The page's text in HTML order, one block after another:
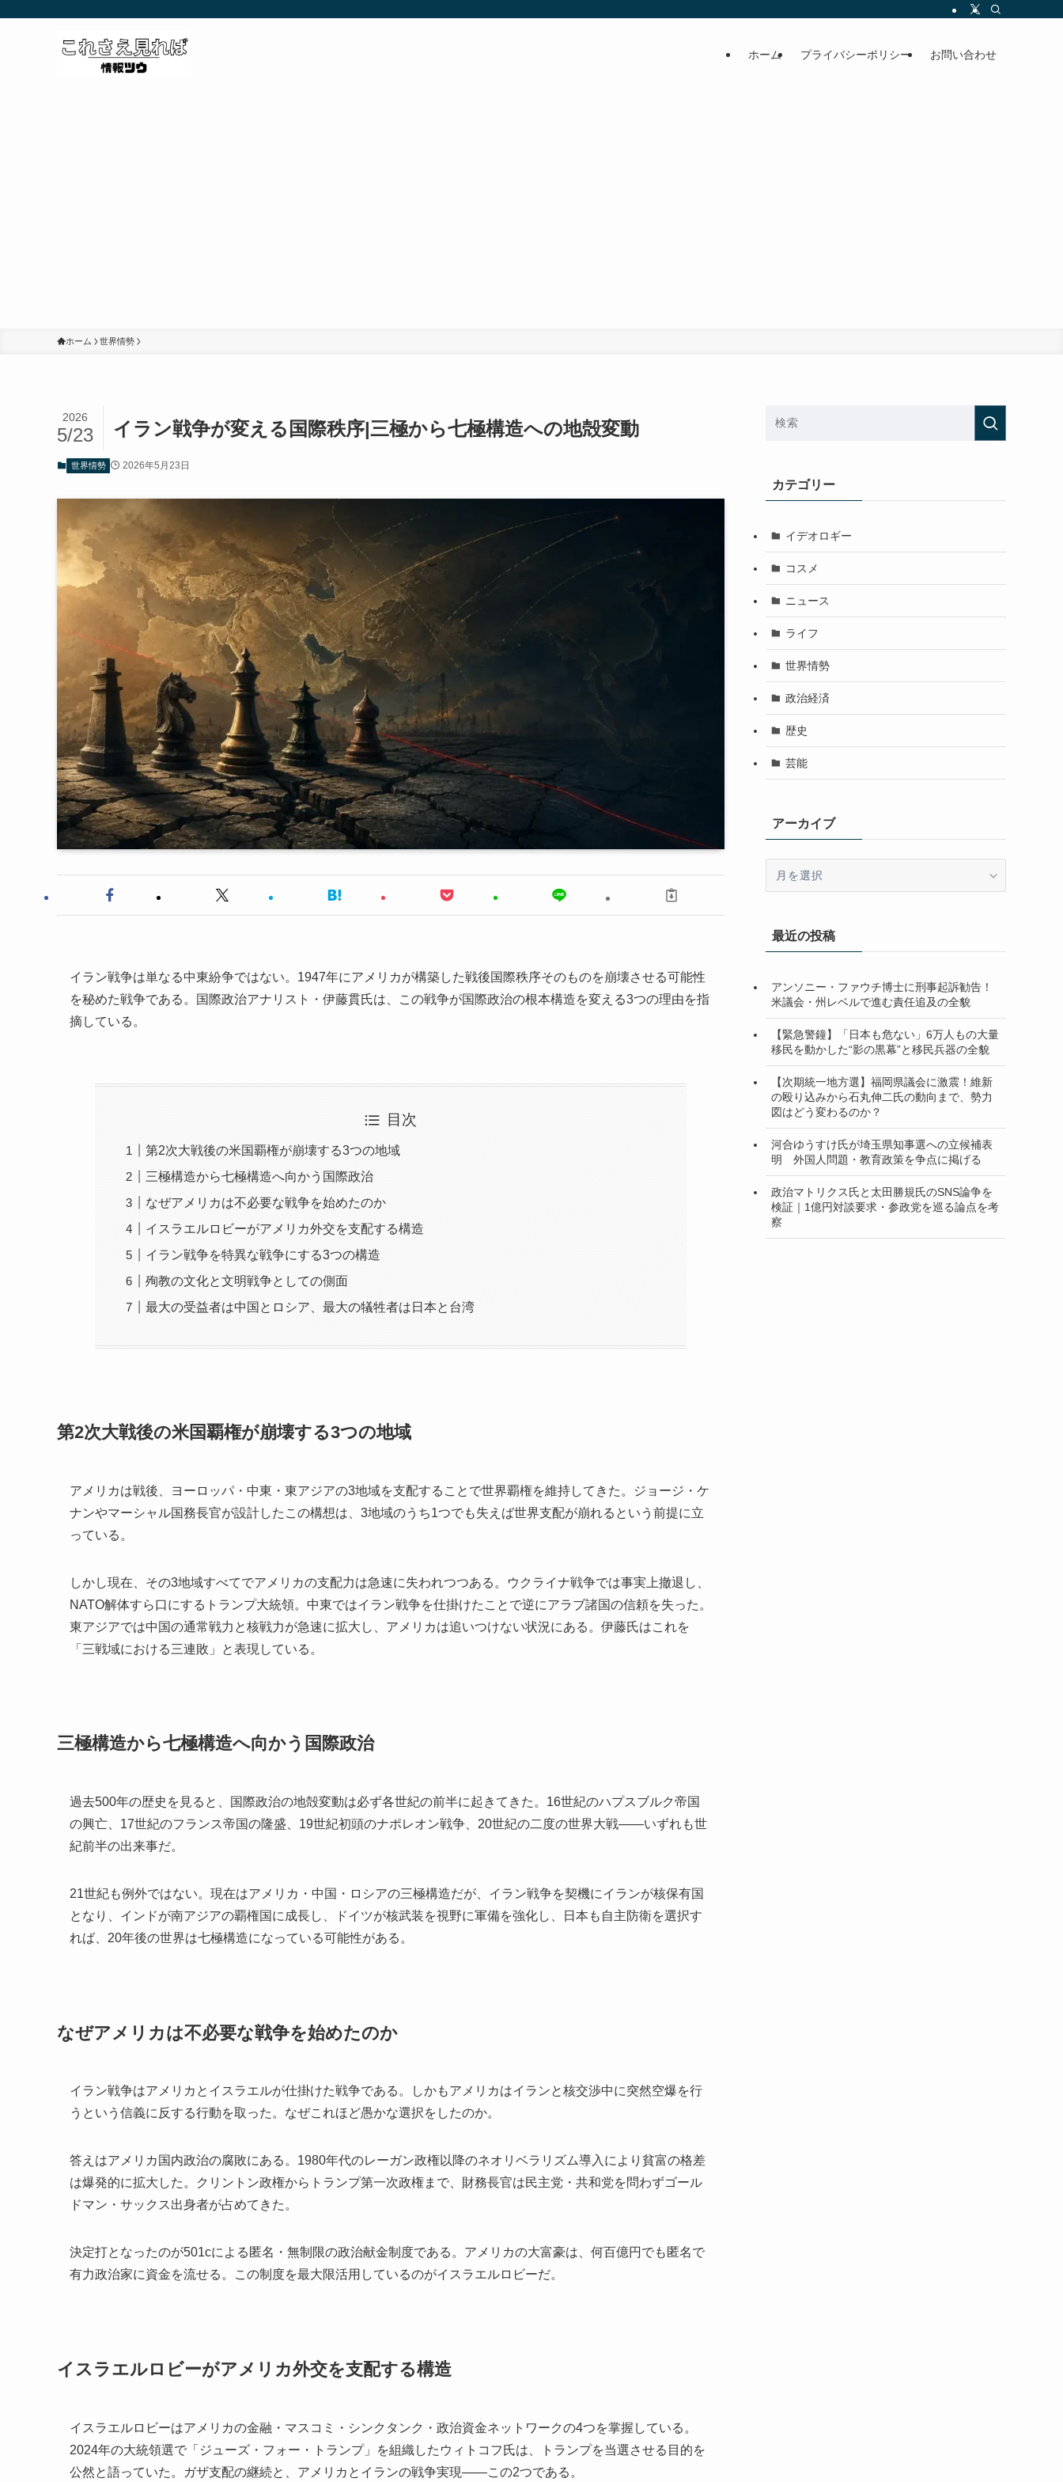
ホーム プライバシーポリシー お問い合わせ
ホーム 世界情勢
イラン戦争が変える国際秩序|三極から七極構造への地殻変動
2026
5/23
世界情勢 2026年5月23日
イラン戦争は単なる中東紛争ではない。1947年にアメリカが構築した戦後国際秩序そのものを崩壊させる可能性
を秘めた戦争である。国際政治アナリスト・伊藤貫氏は、この戦争が国際政治の根本構造を変える3つの理由を指
摘している。
目次
第2次大戦後の米国覇権が崩壊する3つの地域
三極構造から七極構造へ向かう国際政治
なぜアメリカは不必要な戦争を始めたのか
イスラエルロビーがアメリカ外交を支配する構造
イラン戦争を特異な戦争にする3つの構造
殉教の文化と文明戦争としての側面
最大の受益者は中国とロシア、最大の犠牲者は日本と台湾
第2次大戦後の米国覇権が崩壊する3つの地域
アメリカは戦後、ヨーロッパ・中東・東アジアの3地域を支配することで世界覇権を維持してきた。ジョージ・ケ
ナンやマーシャル国務長官が設計したこの構想は、3地域のうち1つでも失えば世界支配が崩れるという前提に立
っている。
しかし現在、その3地域すべてでアメリカの支配力は急速に失われつつある。ウクライナ戦争では事実上撤退し、
NATO解体すら口にするトランプ大統領。中東ではイラン戦争を仕掛けたことで逆にアラブ諸国の信頼を失った。
東アジアでは中国の通常戦力と核戦力が急速に拡大し、アメリカは追いつけない状況にある。伊藤氏はこれを
「三戦域における三連敗」と表現している。
三極構造から七極構造へ向かう国際政治
過去500年の歴史を見ると、国際政治の地殻変動は必ず各世紀の前半に起きてきた。16世紀のハプスブルク帝国
の興亡、17世紀のフランス帝国の隆盛、19世紀初頭のナポレオン戦争、20世紀の二度の世界大戦——いずれも世
紀前半の出来事だ。
21世紀も例外ではない。現在はアメリカ・中国・ロシアの三極構造だが、イラン戦争を契機にイランが核保有国
となり、インドが南アジアの覇権国に成長し、ドイツが核武装を視野に軍備を強化し、日本も自主防衛を選択す
れば、20年後の世界は七極構造になっている可能性がある。
なぜアメリカは不必要な戦争を始めたのか
イラン戦争はアメリカとイスラエルが仕掛けた戦争である。しかもアメリカはイランと核交渉中に突然空爆を行
うという信義に反する行動を取った。なぜこれほど愚かな選択をしたのか。
答えはアメリカ国内政治の腐敗にある。1980年代のレーガン政権以降のネオリベラリズム導入により貧富の格差
は爆発的に拡大した。クリントン政権からトランプ第一次政権まで、財務長官は民主党・共和党を問わずゴール
ドマン・サックス出身者が占めてきた。
決定打となったのが501cによる匿名・無制限の政治献金制度である。アメリカの大富豪は、何百億円でも匿名で
有力政治家に資金を流せる。この制度を最大限活用しているのがイスラエルロビーだ。
イスラエルロビーがアメリカ外交を支配する構造
イスラエルロビーはアメリカの金融・マスコミ・シンクタンク・政治資金ネットワークの4つを掌握している。
2024年の大統領選で「ジューズ・フォー・トランプ」を組織したウィトコフ氏は、トランプを当選させる目的を
公然と語っていた。ガザ支配の継続と、アメリカとイランの戦争実現——この2つである。
カテゴリー
イデオロギー
コスメ
ニュース
ライフ
世界情勢
政治経済
歴史
芸能
アーカイブ
ブ最近の投稿
アンソニー・ファウチ博士に刑事起訴勧告！
米議会・州レベルで進む責任追及の全貌
【緊急警鐘】「日本も危ない」6万人もの大量
移民を動かした“影の黒幕”と移民兵器の全貌
【次期統一地方選】福岡県議会に激震！維新
の殴り込みから石丸伸二氏の動向まで、勢力
図はどう変わるのか？
河合ゆうすけ氏が埼玉県知事選への立候補表
明 外国人問題・教育政策を争点に掲げる
政治マトリクス氏と太田勝規氏のSNS論争を
検証｜1億円対談要求・参政党を巡る論点を考
察